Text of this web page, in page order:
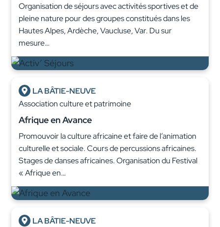
Organisation de séjours avec activités sportives et de
pleine nature pour des groupes constitués dans les
Hautes Alpes, Ardèche, Vaucluse, Var. Du sur
mesure…
LA BÂTIE-NEUVE
Association culture et patrimoine
Afrique en Avance
Promouvoir la culture africaine et faire de l’animation
culturelle et sociale. Cours de percussions africaines.
Stages de danses africaines. Organisation du Festival
« Afrique en…
LA BÂTIE-NEUVE